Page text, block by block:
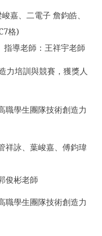
嘉、二電子 詹鈞皓、
格)
祥宇老師
力培訓與競賽，獲獎人
職學生團隊技術創造力
祥詠、葉峻嘉、傅鈞瑋
俊彬老師
職學生團隊技術創造力